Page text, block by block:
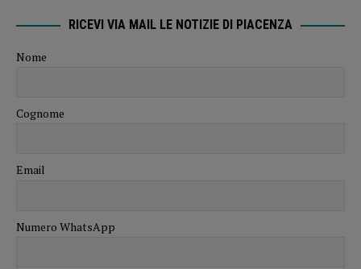
RICEVI VIA MAIL LE NOTIZIE DI PIACENZA
Nome
Cognome
Email
Numero WhatsApp